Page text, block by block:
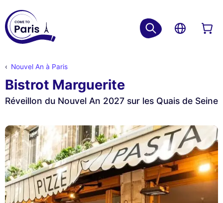
Nouvel An à Paris
Bistrot Marguerite
Réveillon du Nouvel An 2027 sur les Quais de Seine